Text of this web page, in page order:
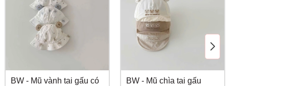
BW - Mũ vành tai gấu có
BW - Mũ chìa tai gấu